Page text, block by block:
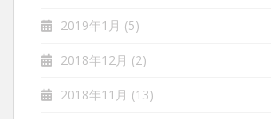
2019年1月 (5)
2018年12月 (2)
2018年11月 (13)